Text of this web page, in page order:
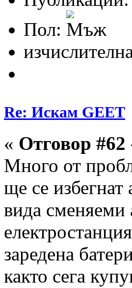
Пол:
Re: Искам GEET
« Отговор #62
Много от
ще се
вида сменяеми
заредена
както сега